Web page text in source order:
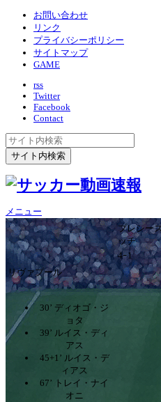
お問い合わせ
リンク
プライバシーポリシー
サイトマップ
GAME
rss
Twitter
Facebook
Contact
メニュー
プレシー
ッチ
4ｰ1
リヴァプール
30’ ディオゴ・ジ
ョタ
39’ ルイス・ディ
アス
45+1’ ルイス・デ
ィアス
67’ トレイ・ナイ
オニ